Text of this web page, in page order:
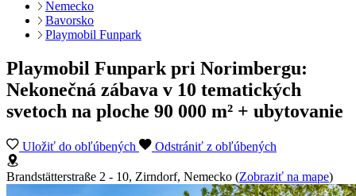
Nemecko
Bavorsko
Playmobil Funpark
Playmobil Funpark pri Norimbergu:
Nekonečná zábava v 10 tematických
svetoch na ploche 90 000 m² + ubytovanie
Uložiť do obľúbených Odstrániť z obľúbených
Brandstätterstraße 2 - 10, Zirndorf, Nemecko (Zobraziť na mape)